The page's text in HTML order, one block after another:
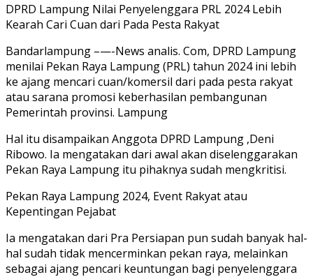
DPRD Lampung Nilai Penyelenggara PRL 2024 Lebih
Kearah Cari Cuan dari Pada Pesta Rakyat
Bandarlampung –—-News analis. Com, DPRD Lampung
menilai Pekan Raya Lampung (PRL) tahun 2024 ini lebih
ke ajang mencari cuan/komersil dari pada pesta rakyat
atau sarana promosi keberhasilan pembangunan
Pemerintah provinsi. Lampung
Hal itu disampaikan Anggota DPRD Lampung ,Deni
Ribowo. Ia mengatakan dari awal akan diselenggarakan
Pekan Raya Lampung itu pihaknya sudah mengkritisi.
Pekan Raya Lampung 2024, Event Rakyat atau
Kepentingan Pejabat
Ia mengatakan dari Pra Persiapan pun sudah banyak hal-
hal sudah tidak mencerminkan pekan raya, melainkan
sebagai ajang pencari keuntungan bagi penyelenggara